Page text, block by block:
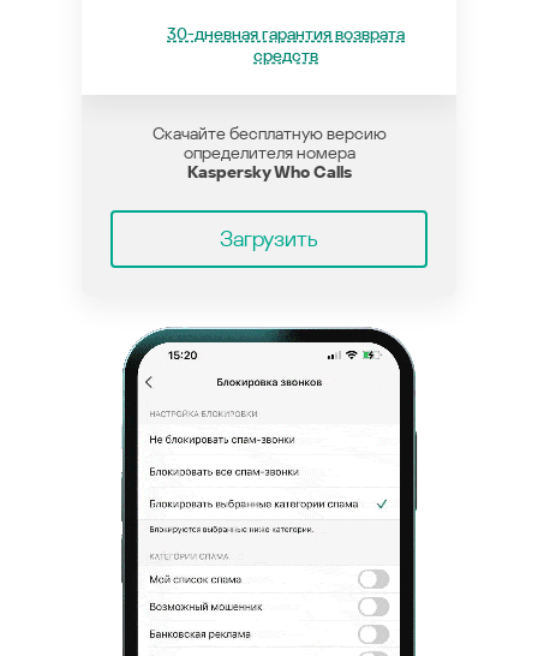
30-дневная гарантия возврата
средств
Скачайте бесплатную версию
определителя номера
Kaspersky Who Calls
Загрузить